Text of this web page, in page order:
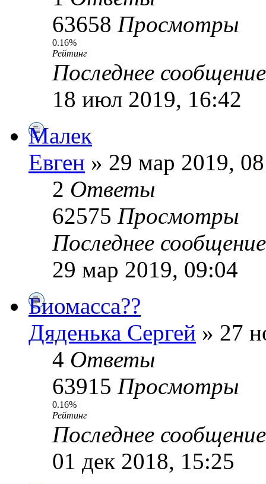
63658 Просмотры
0.16%
Рейтинг
Последнее
18 июл 2019, 16:42
Малек
Евген » 29 мар 2019,
2 Ответы
62575 Просмотры
Последнее
29 мар 2019, 09:04
Биомасса??
Дяденька Сергей » 27
4 Ответы
63915 Просмотры
0.16%
Рейтинг
Последнее
01 дек 2018, 15:25